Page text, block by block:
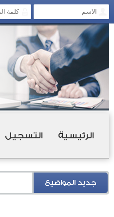
الرئيسية التسجيل
جديد المواضيع